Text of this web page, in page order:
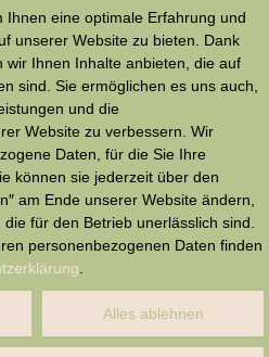
Ihnen eine optimale Erfahrung und
unserer Website zu bieten. Dank
wir Ihnen Inhalte anbieten, die auf
sind. Sie ermöglichen es uns auch,
und die
Website zu verbessern. Wir
Daten, für die Sie Ihre
können sie jederzeit über den
am Ende unserer Website ändern,
für den Betrieb unerlässlich sind.
personenbezogenen Daten finden
Alles ablehnen